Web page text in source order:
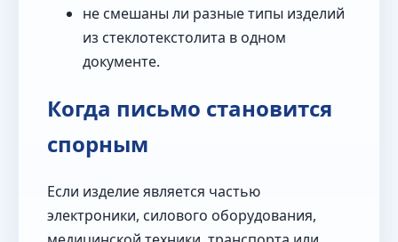
не смешаны ли разные типы изделий
из стеклотекстолита в одном
документе.
Когда письмо становится
спорным
Если изделие является частью
электроники, силового оборудования,